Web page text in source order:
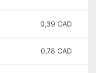
0,39 CAD
0,78 CAD